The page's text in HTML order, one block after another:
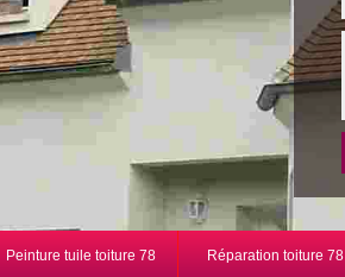
Peinture tuile toiture 78 Réparation toiture 78